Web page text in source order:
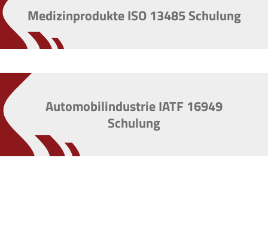
Medizinprodukte ISO 13485 Schulung
Automobilindustrie IATF 16949
Schulung